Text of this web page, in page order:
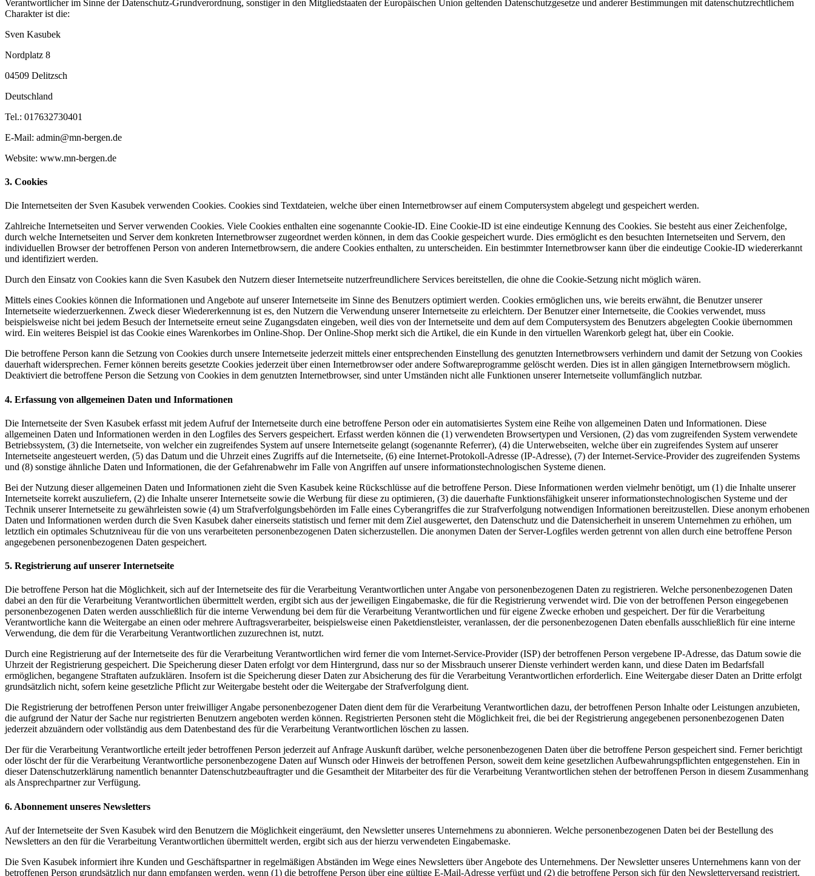
Verantwortlicher im Sinne der Datenschutz-Grundverordnung, sonstiger in den Mitgliedstaaten der Europäischen Union geltenden Datenschutzgesetze und anderer Bestimmungen mit datenschutzrechtlichem
Charakter ist die:
Sven Kasubek
Nordplatz 8
04509 Delitzsch
Deutschland
Tel.: 017632730401
E-Mail: admin@mn-bergen.de
Website: www.mn-bergen.de
3. Cookies
Die Internetseiten der Sven Kasubek verwenden Cookies. Cookies sind Textdateien, welche über einen Internetbrowser auf einem Computersystem abgelegt und gespeichert werden.
Zahlreiche Internetseiten und Server verwenden Cookies. Viele Cookies enthalten eine sogenannte Cookie-ID. Eine Cookie-ID ist eine eindeutige Kennung des Cookies. Sie besteht aus einer Zeichenfolge,
durch welche Internetseiten und Server dem konkreten Internetbrowser zugeordnet werden können, in dem das Cookie gespeichert wurde. Dies ermöglicht es den besuchten Internetseiten und Servern, den
individuellen Browser der betroffenen Person von anderen Internetbrowsern, die andere Cookies enthalten, zu unterscheiden. Ein bestimmter Internetbrowser kann über die eindeutige Cookie-ID wiedererkannt
und identifiziert werden.
Durch den Einsatz von Cookies kann die Sven Kasubek den Nutzern dieser Internetseite nutzerfreundlichere Services bereitstellen, die ohne die Cookie-Setzung nicht möglich wären.
Mittels eines Cookies können die Informationen und Angebote auf unserer Internetseite im Sinne des Benutzers optimiert werden. Cookies ermöglichen uns, wie bereits erwähnt, die Benutzer unserer
Internetseite wiederzuerkennen. Zweck dieser Wiedererkennung ist es, den Nutzern die Verwendung unserer Internetseite zu erleichtern. Der Benutzer einer Internetseite, die Cookies verwendet, muss
beispielsweise nicht bei jedem Besuch der Internetseite erneut seine Zugangsdaten eingeben, weil dies von der Internetseite und dem auf dem Computersystem des Benutzers abgelegten Cookie übernommen
wird. Ein weiteres Beispiel ist das Cookie eines Warenkorbes im Online-Shop. Der Online-Shop merkt sich die Artikel, die ein Kunde in den virtuellen Warenkorb gelegt hat, über ein Cookie.
Die betroffene Person kann die Setzung von Cookies durch unsere Internetseite jederzeit mittels einer entsprechenden Einstellung des genutzten Internetbrowsers verhindern und damit der Setzung von Cookies
dauerhaft widersprechen. Ferner können bereits gesetzte Cookies jederzeit über einen Internetbrowser oder andere Softwareprogramme gelöscht werden. Dies ist in allen gängigen Internetbrowsern möglich.
Deaktiviert die betroffene Person die Setzung von Cookies in dem genutzten Internetbrowser, sind unter Umständen nicht alle Funktionen unserer Internetseite vollumfänglich nutzbar.
4. Erfassung von allgemeinen Daten und Informationen
Die Internetseite der Sven Kasubek erfasst mit jedem Aufruf der Internetseite durch eine betroffene Person oder ein automatisiertes System eine Reihe von allgemeinen Daten und Informationen. Diese
allgemeinen Daten und Informationen werden in den Logfiles des Servers gespeichert. Erfasst werden können die (1) verwendeten Browsertypen und Versionen, (2) das vom zugreifenden System verwendete
Betriebssystem, (3) die Internetseite, von welcher ein zugreifendes System auf unsere Internetseite gelangt (sogenannte Referrer), (4) die Unterwebseiten, welche über ein zugreifendes System auf unserer
Internetseite angesteuert werden, (5) das Datum und die Uhrzeit eines Zugriffs auf die Internetseite, (6) eine Internet-Protokoll-Adresse (IP-Adresse), (7) der Internet-Service-Provider des zugreifenden Systems
und (8) sonstige ähnliche Daten und Informationen, die der Gefahrenabwehr im Falle von Angriffen auf unsere informationstechnologischen Systeme dienen.
Bei der Nutzung dieser allgemeinen Daten und Informationen zieht die Sven Kasubek keine Rückschlüsse auf die betroffene Person. Diese Informationen werden vielmehr benötigt, um (1) die Inhalte unserer
Internetseite korrekt auszuliefern, (2) die Inhalte unserer Internetseite sowie die Werbung für diese zu optimieren, (3) die dauerhafte Funktionsfähigkeit unserer informationstechnologischen Systeme und der
Technik unserer Internetseite zu gewährleisten sowie (4) um Strafverfolgungsbehörden im Falle eines Cyberangriffes die zur Strafverfolgung notwendigen Informationen bereitzustellen. Diese anonym erhobenen
Daten und Informationen werden durch die Sven Kasubek daher einerseits statistisch und ferner mit dem Ziel ausgewertet, den Datenschutz und die Datensicherheit in unserem Unternehmen zu erhöhen, um
letztlich ein optimales Schutzniveau für die von uns verarbeiteten personenbezogenen Daten sicherzustellen. Die anonymen Daten der Server-Logfiles werden getrennt von allen durch eine betroffene Person
angegebenen personenbezogenen Daten gespeichert.
5. Registrierung auf unserer Internetseite
Die betroffene Person hat die Möglichkeit, sich auf der Internetseite des für die Verarbeitung Verantwortlichen unter Angabe von personenbezogenen Daten zu registrieren. Welche personenbezogenen Daten
dabei an den für die Verarbeitung Verantwortlichen übermittelt werden, ergibt sich aus der jeweiligen Eingabemaske, die für die Registrierung verwendet wird. Die von der betroffenen Person eingegebenen
personenbezogenen Daten werden ausschließlich für die interne Verwendung bei dem für die Verarbeitung Verantwortlichen und für eigene Zwecke erhoben und gespeichert. Der für die Verarbeitung
Verantwortliche kann die Weitergabe an einen oder mehrere Auftragsverarbeiter, beispielsweise einen Paketdienstleister, veranlassen, der die personenbezogenen Daten ebenfalls ausschließlich für eine interne
Verwendung, die dem für die Verarbeitung Verantwortlichen zuzurechnen ist, nutzt.
Durch eine Registrierung auf der Internetseite des für die Verarbeitung Verantwortlichen wird ferner die vom Internet-Service-Provider (ISP) der betroffenen Person vergebene IP-Adresse, das Datum sowie die
Uhrzeit der Registrierung gespeichert. Die Speicherung dieser Daten erfolgt vor dem Hintergrund, dass nur so der Missbrauch unserer Dienste verhindert werden kann, und diese Daten im Bedarfsfall
ermöglichen, begangene Straftaten aufzuklären. Insofern ist die Speicherung dieser Daten zur Absicherung des für die Verarbeitung Verantwortlichen erforderlich. Eine Weitergabe dieser Daten an Dritte erfolgt
grundsätzlich nicht, sofern keine gesetzliche Pflicht zur Weitergabe besteht oder die Weitergabe der Strafverfolgung dient.
Die Registrierung der betroffenen Person unter freiwilliger Angabe personenbezogener Daten dient dem für die Verarbeitung Verantwortlichen dazu, der betroffenen Person Inhalte oder Leistungen anzubieten,
die aufgrund der Natur der Sache nur registrierten Benutzern angeboten werden können. Registrierten Personen steht die Möglichkeit frei, die bei der Registrierung angegebenen personenbezogenen Daten
jederzeit abzuändern oder vollständig aus dem Datenbestand des für die Verarbeitung Verantwortlichen löschen zu lassen.
Der für die Verarbeitung Verantwortliche erteilt jeder betroffenen Person jederzeit auf Anfrage Auskunft darüber, welche personenbezogenen Daten über die betroffene Person gespeichert sind. Ferner berichtigt
oder löscht der für die Verarbeitung Verantwortliche personenbezogene Daten auf Wunsch oder Hinweis der betroffenen Person, soweit dem keine gesetzlichen Aufbewahrungspflichten entgegenstehen. Ein in
dieser Datenschutzerklärung namentlich benannter Datenschutzbeauftragter und die Gesamtheit der Mitarbeiter des für die Verarbeitung Verantwortlichen stehen der betroffenen Person in diesem Zusammenhang
als Ansprechpartner zur Verfügung.
6. Abonnement unseres Newsletters
Auf der Internetseite der Sven Kasubek wird den Benutzern die Möglichkeit eingeräumt, den Newsletter unseres Unternehmens zu abonnieren. Welche personenbezogenen Daten bei der Bestellung des
Newsletters an den für die Verarbeitung Verantwortlichen übermittelt werden, ergibt sich aus der hierzu verwendeten Eingabemaske.
Die Sven Kasubek informiert ihre Kunden und Geschäftspartner in regelmäßigen Abständen im Wege eines Newsletters über Angebote des Unternehmens. Der Newsletter unseres Unternehmens kann von der
betroffenen Person grundsätzlich nur dann empfangen werden, wenn (1) die betroffene Person über eine gültige E-Mail-Adresse verfügt und (2) die betroffene Person sich für den Newsletterversand registriert.